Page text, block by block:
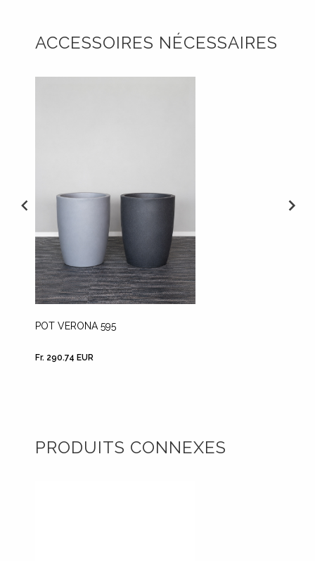
ACCESSOIRES NÉCESSAIRES
POT VERONA 595
Fr. 290.74 EUR
PRODUITS CONNEXES